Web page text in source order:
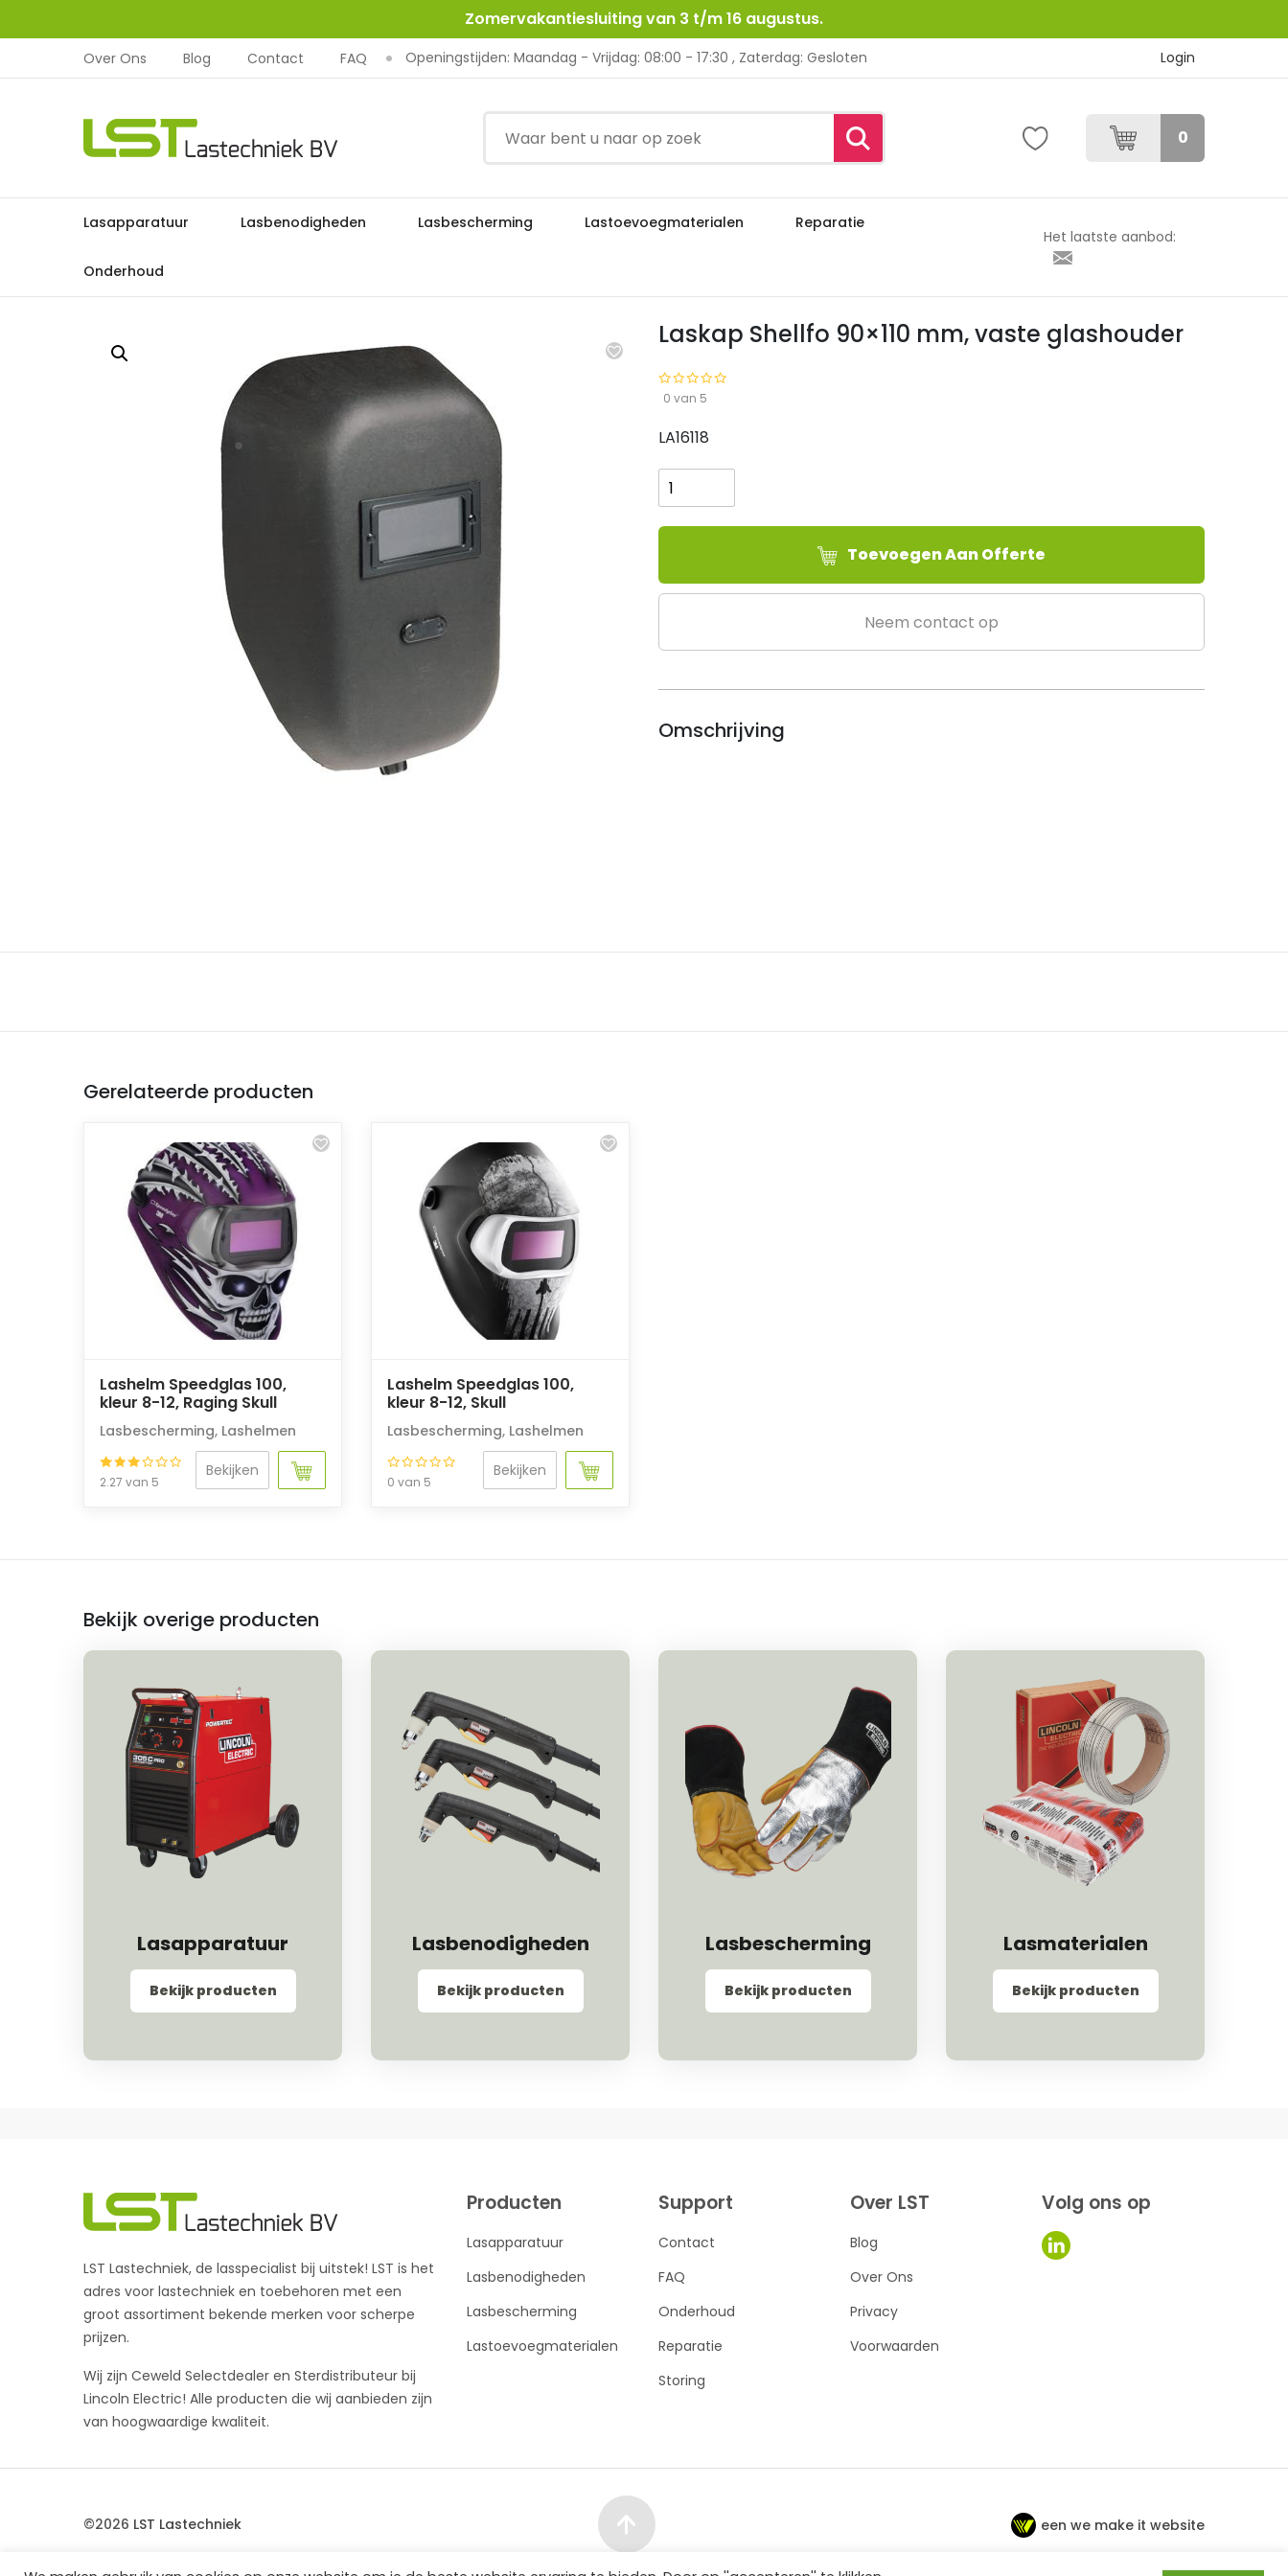
Zomervakantiesluiting van 3 t/m 16 augustus.
Over Ons Blog Contact FAQ Openingstijden: Maandag - Vrijdag: 08:00 - 17:30 , Zaterdag: Gesloten Login
0
Lasapparatuur Lasbenodigheden Lasbescherming Lastoevoegmaterialen Reparatie
Onderhoud
Het laatste aanbod:
Home Lasbescherming Lashelmen Laskap Shellfo 90×110 mm, vaste glashouder
Laskap Shellfo 90×110 mm, vaste glashouder
0 van 5
LA16118
Shellfo
90x110
mm,
glashouder
aantal
Toevoegen Aan Offerte
Neem contact op
Omschrijving
Gerelateerde producten
Lashelm Speedglas 100,
kleur 8-12, Raging Skull
Lasbescherming, Lashelmen
2.27 van 5
Bekijken
Lashelm Speedglas 100,
kleur 8-12, Skull
Lasbescherming, Lashelmen
0 van 5
Bekijken
Bekijk overige producten
Lasapparatuur
Bekijk producten
Lasbenodigheden
Bekijk producten
Lasbescherming
Bekijk producten
Lasmaterialen
Bekijk producten
LST Lastechniek, de lasspecialist bij uitstek! LST is het
adres voor lastechniek en toebehoren met een
groot assortiment bekende merken voor scherpe
prijzen.
Wij zijn Ceweld Selectdealer en Sterdistributeur bij
Lincoln Electric! Alle producten die wij aanbieden zijn
van hoogwaardige kwaliteit.
Producten
Lasapparatuur
Lasbenodigheden
Lasbescherming
Lastoevoegmaterialen
Support
Contact
FAQ
Onderhoud
Reparatie
Storing
Over LST
Blog
Over Ons
Privacy
Voorwaarden
Volg ons op
©2026 LST Lastechniek een we make it website